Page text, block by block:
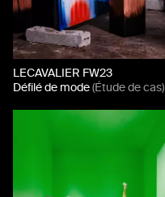
LECAVALIER FW23
Défilé de mode(Étude de cas)